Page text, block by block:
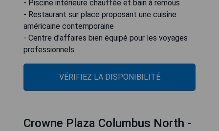
- Piscine intérieure chauffée et bain à remous
- Restaurant sur place proposant une cuisine
américaine contemporaine
- Centre d'affaires bien équipé pour les voyages
professionnels
VÉRIFIEZ LA DISPONIBILITÉ
Crowne Plaza Columbus North -